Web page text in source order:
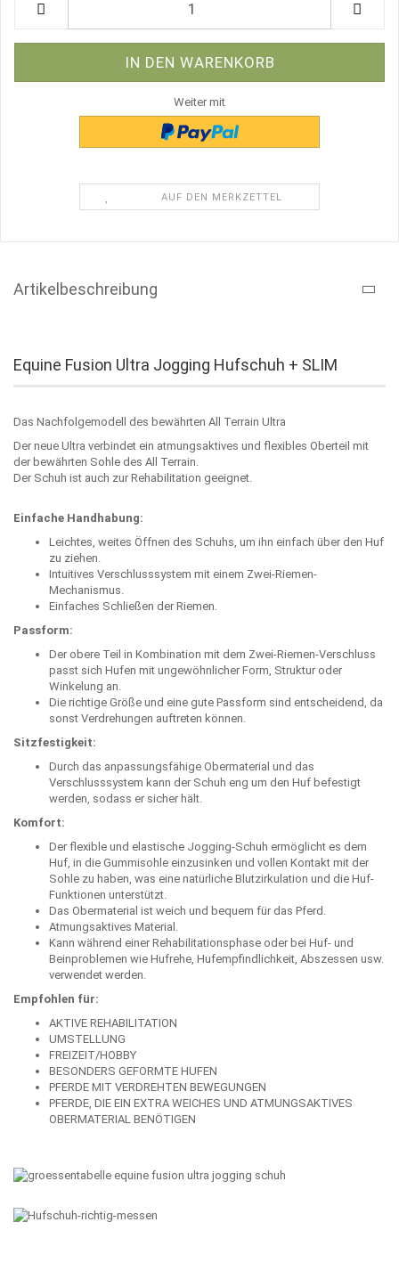
Weiter mit
AUF DEN MERKZETTEL
Artikelbeschreibung
Equine Fusion Ultra Jogging Hufschuh + SLIM
Das Nachfolgemodell des bewährten All Terrain Ultra
Der neue Ultra verbindet ein atmungsaktives und flexibles Oberteil mit
der bewährten Sohle des All Terrain.
Der Schuh ist auch zur Rehabilitation geeignet.
Einfache Handhabung:
Leichtes, weites Öffnen des Schuhs, um ihn einfach über den Huf
zu ziehen.
Intuitives Verschlusssystem mit einem Zwei-Riemen-
Mechanismus.
Einfaches Schließen der Riemen.
Passform:
Der obere Teil in Kombination mit dem Zwei-Riemen-Verschluss
passt sich Hufen mit ungewöhnlicher Form, Struktur oder
Winkelung an.
Die richtige Größe und eine gute Passform sind entscheidend, da
sonst Verdrehungen auftreten können.
Sitzfestigkeit:
Durch das anpassungsfähige Obermaterial und das
Verschlusssystem kann der Schuh eng um den Huf befestigt
werden, sodass er sicher hält.
Komfort:
Der flexible und elastische Jogging-Schuh ermöglicht es dem
Huf, in die Gummisohle einzusinken und vollen Kontakt mit der
Sohle zu haben, was eine natürliche Blutzirkulation und die Huf-
Funktionen unterstützt.
Das Obermaterial ist weich und bequem für das Pferd.
Atmungsaktives Material.
Kann während einer Rehabilitationsphase oder bei Huf- und
Beinproblemen wie Hufrehe, Hufempfindlichkeit, Abszessen usw.
verwendet werden.
Empfohlen für:
AKTIVE REHABILITATION
UMSTELLUNG
FREIZEIT/HOBBY
BESONDERS GEFORMTE HUFEN
PFERDE MIT VERDREHTEN BEWEGUNGEN
PFERDE, DIE EIN EXTRA WEICHES UND ATMUNGSAKTIVES
OBERMATERIAL BENÖTIGEN